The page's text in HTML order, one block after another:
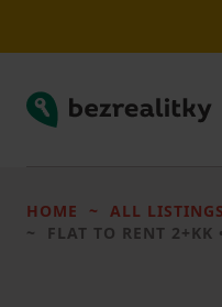
Bezrealitky
HOME ALL LISTINGS
FLAT TO RENT 2+KK